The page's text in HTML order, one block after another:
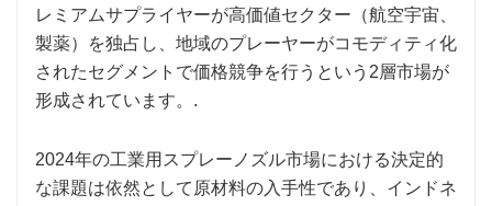
レミアムサプライヤーが高価値セクター（航空宇宙、
製薬）を独占し、地域のプレーヤーがコモディティ化
されたセグメントで価格競争を行うという2層市場が
形成されています。.
2024年の工業用スプレーノズル市場における決定的
な課題は依然として原材料の入手性であり、インドネ